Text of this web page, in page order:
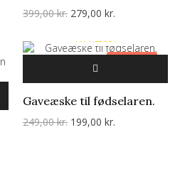
399,00 kr. 279,00 kr.
PÅ TILBUD!
Gaveæske til fødselaren.
249,00 kr. 199,00 kr.